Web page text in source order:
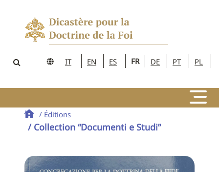
IT EN ES FR DE PT PL
/ Éditions
/ Collection “Documenti e Studi”